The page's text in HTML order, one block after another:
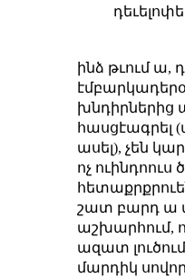
ինձ թւում ա,
խնդիրներից
հասցէագրել
ասել), չեն
ոչ
շատ բարդ ա
աշխարհում,
ազատ
մարդիկ